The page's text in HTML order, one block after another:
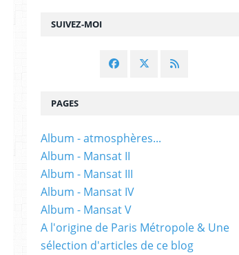
SUIVEZ-MOI
PAGES
Album - atmosphères...
Album - Mansat II
Album - Mansat III
Album - Mansat IV
Album - Mansat V
A l'origine de Paris Métropole & Une
sélection d'articles de ce blog